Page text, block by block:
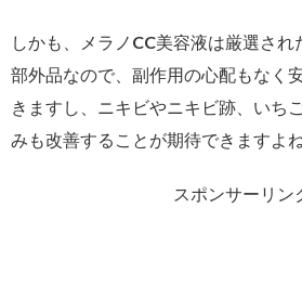
しかも、メラノCC美容液は厳選さ
部外品なので、副作用の心配もなく
きますし、ニキビやニキビ跡、いち
みも改善することが期待できますよね
スポンサーリン